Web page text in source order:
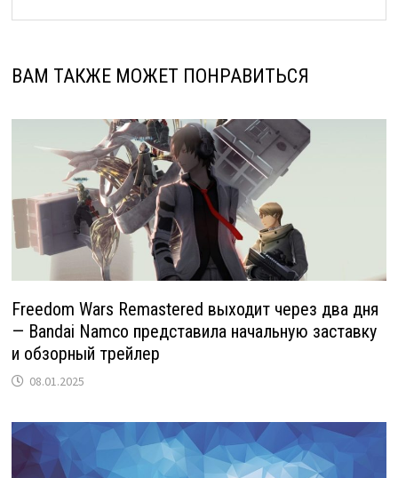
ВАМ ТАКЖЕ МОЖЕТ ПОНРАВИТЬСЯ
Freedom Wars Remastered выходит через два дня
— Bandai Namco представила начальную заставку
и обзорный трейлер
08.01.2025